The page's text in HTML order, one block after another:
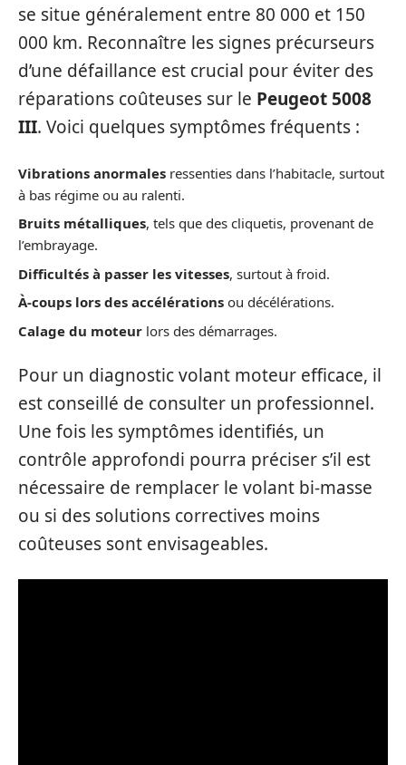
se situe généralement entre 80 000 et 150
000 km. Reconnaître les signes précurseurs
d’une défaillance est crucial pour éviter des
réparations coûteuses sur le Peugeot 5008
III. Voici quelques symptômes fréquents :
Vibrations anormales ressenties dans l’habitacle, surtout
à bas régime ou au ralenti.
Bruits métalliques, tels que des cliquetis, provenant de
l’embrayage.
Difficultés à passer les vitesses, surtout à froid.
À-coups lors des accélérations ou décélérations.
Calage du moteur lors des démarrages.
Pour un diagnostic volant moteur efficace, il
est conseillé de consulter un professionnel.
Une fois les symptômes identifiés, un
contrôle approfondi pourra préciser s’il est
nécessaire de remplacer le volant bi-masse
ou si des solutions correctives moins
coûteuses sont envisageables.